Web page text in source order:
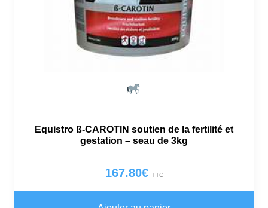
Equistro ß-CAROTIN soutien de la fertilité et
gestation – seau de 3kg
167.80€ TTC